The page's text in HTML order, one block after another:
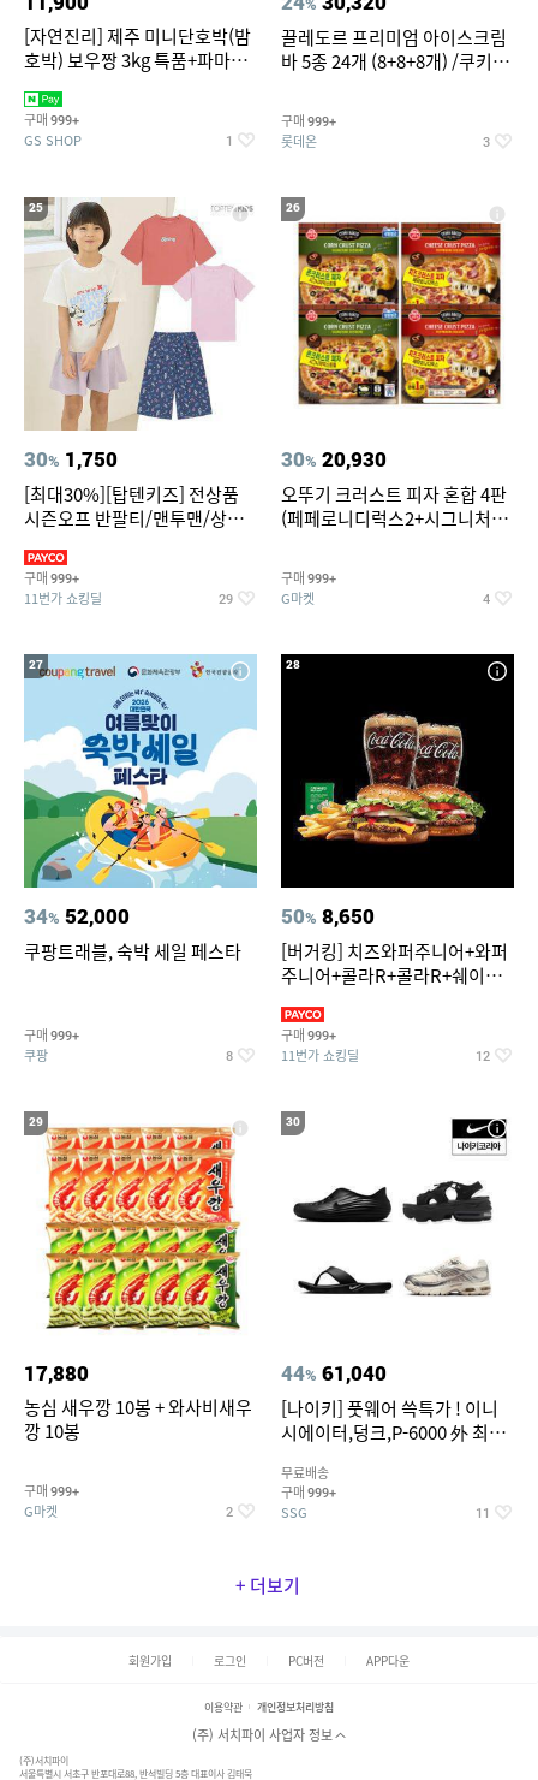
[자연진리] 제주 미니단호박(밤
호박) 보우짱 3kg 특품+파마산
구매 999+
GS SHOP 1
끌레도르 프리미엄 아이스크림
바 5종 24개 (8+8+8개) /쿠키앤
구매 999+
롯데온 3
25
30% 1,750
[최대30%][탑텐키즈] 전상품
시즌오프 반팔티/맨투맨/상하
구매 999+
11번가 쇼킹딜 29
26
30% 20,930
오뚜기 크러스트 피자 혼합 4판
(페페로니디럭스2+시그니처익
구매 999+
G마켓 4
27
34% 52,000
쿠팡트래블, 숙박 세일 페스타
구매 999+
쿠팡 8
28
50% 8,650
[버거킹] 치즈와퍼주니어+와퍼
주니어+콜라R+콜라R+쉐이킹
구매 999+
11번가 쇼킹딜 12
29
17,880
농심 새우깡 10봉 + 와사비새우
깡 10봉
구매 999+
G마켓 2
30
44% 61,040
[나이키] 풋웨어 쓱특가 ! 이니
시에이터,덩크,P-6000 外 최대
무료배송
구매 999+
SSG 11
+ 더보기
회원가입 로그인 PC버전 APP다운
이용약관 개인정보처리방침
(주) 서치파이 사업자 정보
(주)서치파이
서울특별시 서초구 반포대로88, 반석빌딩 5층 대표이사 김태묵